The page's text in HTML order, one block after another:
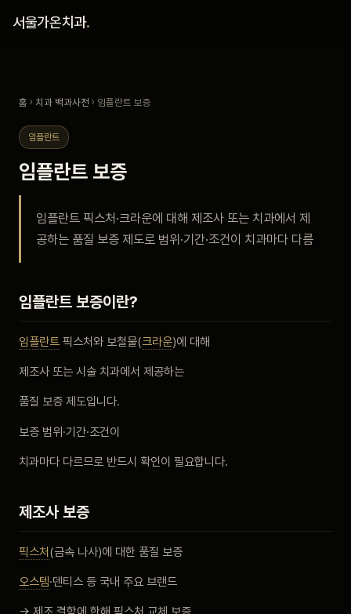
서울가온치과.
진료 안내
안내
비포 애프터
치과 백과사전
자주 묻는 질문
회원가입 / 로그인
홈 › 치과 백과사전 › 임플란트 보증
임플란트
임플란트 보증
임플란트 픽스처·크라운에 대해 제조사 또는 치과에서 제
공하는 품질 보증 제도로 범위·기간·조건이 치과마다 다름
임플란트 보증이란?
임플란트 픽스처와 보철물(크라운)에 대해
제조사 또는 시술 치과에서 제공하는
품질 보증 제도입니다.
보증 범위·기간·조건이
치과마다 다르므로 반드시 확인이 필요합니다.
제조사 보증
픽스처 (금속 나사)에 대한 품질 보증
오스템·덴티스 등 국내 주요 브랜드